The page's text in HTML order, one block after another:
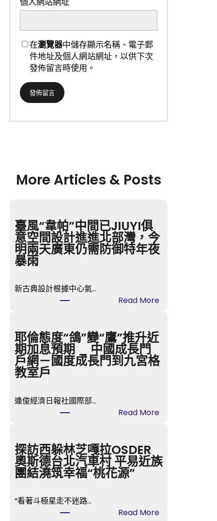
在瀏覽器中儲存顯示名稱、電子郵
件地址及個人網站網址，以供下次
發佈留言時使用。
More Articles & Posts
臺風“韋帕”中間已JIUYI俱
意空間設計進進北部灣，今
明兩天廣東仍需防御特年夜
暴雨
新古典設計根據中心氣…
Read More:
中
間
意
計
耶倫態度“鴿”變“鷹”推升近
期加息預期 _ 中國成長門
戶網－國度成長門到九宮格
教室戶
連俊經濟日報社國際部…
Read More:
度
“鴿”
升
探訪西躲林芝嘎拉OSDER
奧斯德台北汽車村 平易近族
團結澆筑幸福“桃花源”
“看著斗極星走不迷路…
Read More: